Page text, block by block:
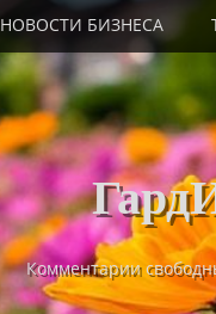
НОВОСТИ БИЗНЕСА
Комментарии